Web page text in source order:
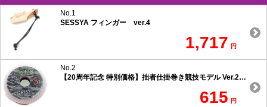
No.1
SESSYA フィンガー ver.4
1,717 円
No.2
【20周年記念 特別価格】拙者仕掛巻き競技モデル Ver.2 スリムタイプ
615 円